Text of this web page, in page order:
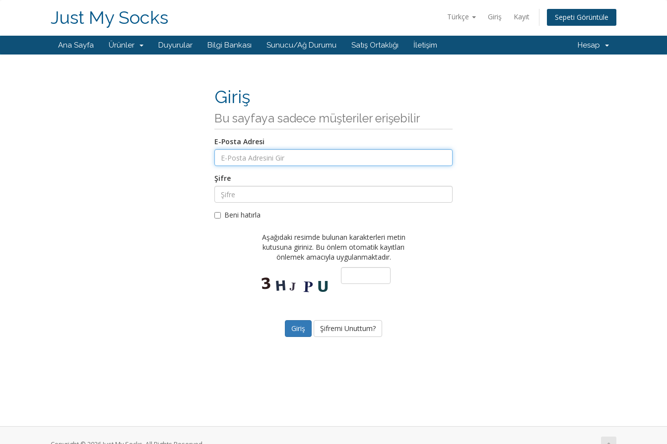
Türkçe Giriş Kayıt Sepeti Görüntüle
Just My Socks
Ana Sayfa Ürünler Duyurular Bilgi Bankası Sunucu/Ağ Durumu Satış Ortaklığı İletişim Hesap
Giriş
Bu sayfaya sadece müşteriler erişebilir
E-Posta Adresi
Şifre
Beni hatırla
Aşağıdaki resimde bulunan karakterleri metin
kutusuna giriniz. Bu önlem otomatik kayıtları
önlemek amacıyla uygulanmaktadır.
Şifremi Unuttum?